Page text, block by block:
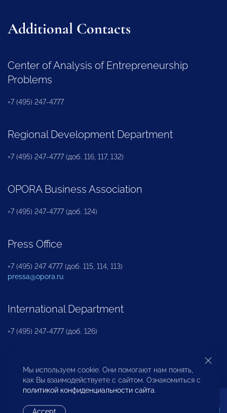
Additional Contacts
Center of Analysis of Entrepreneurship
Problems
+7 (495) 247-4777
Regional Development Department
+7 (495) 247-4777 (доб. 116, 117, 132)
OPORA Business Association
+7 (495) 247-4777 (доб. 124)
Press Office
+7 (495) 247 4777 (доб. 115, 114, 113)
pressa@opora.ru
International Department
+7 (495) 247-4777 (доб. 126)
Business and Investment Rights Protection
Department
Мы используем cookie. Они помогают нам понять,
как Вы взаимодействуете с сайтом. Ознакомиться с
политикой конфиденциальности сайта.
Accept